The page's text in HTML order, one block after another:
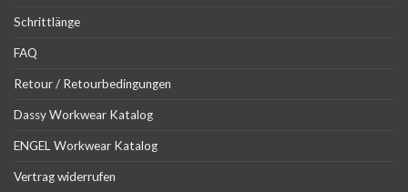
Schrittlänge
FAQ
Retour / Retourbedingungen
Dassy Workwear Katalog
ENGEL Workwear Katalog
Vertrag widerrufen